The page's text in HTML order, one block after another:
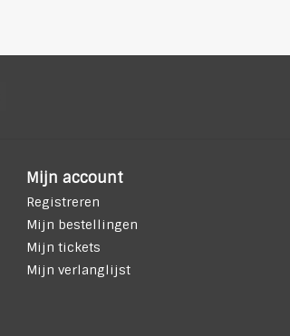
Mijn account
Registreren
Mijn bestellingen
Mijn tickets
Mijn verlanglijst